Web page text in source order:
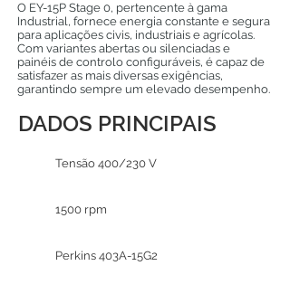
O EY-15P Stage 0, pertencente à gama
Industrial, fornece energia constante e segura
para aplicações civis, industriais e agrícolas.
Com variantes abertas ou silenciadas e
painéis de controlo configuráveis, é capaz de
satisfazer as mais diversas exigências,
garantindo sempre um elevado desempenho.
DADOS PRINCIPAIS
Tensão 400/230 V
1500 rpm
Perkins 403A-15G2